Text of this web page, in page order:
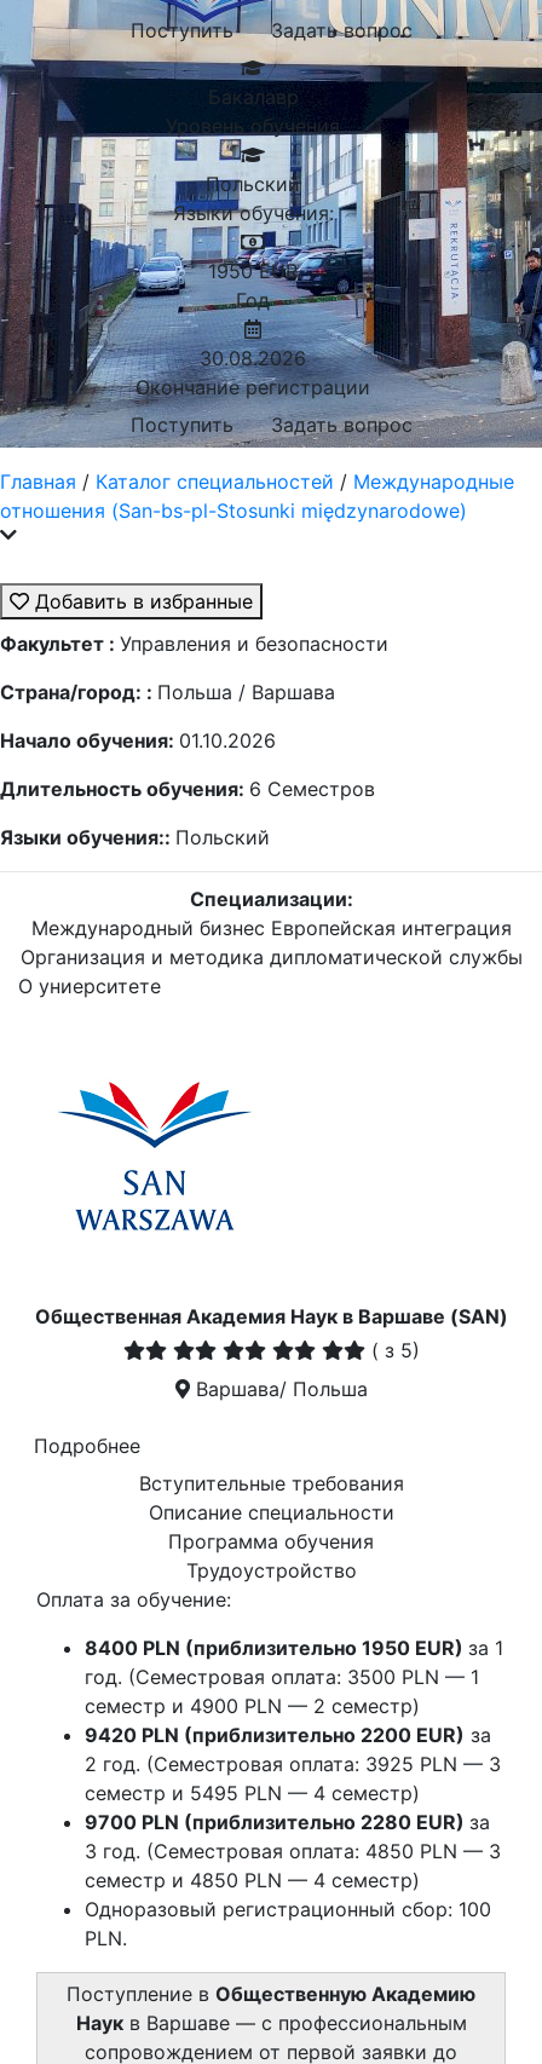
Поступить Задать вопрос
Бакалавр
Уровень обучения
Польский
Языки обучения:
1950 EUR
Год
30.08.2026
Окончание регистрации
Поступить
Задать вопрос
Главная / Каталог специальностей / Международные
отношения (San-bs-pl-Stosunki międzynarodowe)
Добавить в избранные
Факультет : Управления и безопасности
Страна/город: : Польша / Варшава
Начало обучения: 01.10.2026
Длительность обучения: 6 Семестров
Языки обучения:: Польский
Специализации:
Международный бизнес Европейская интеграция
Организация и методика дипломатической службы
О униерситете
Общественная Академия Наук в Варшаве (SAN)
( з 5)
Варшава/ Польша
Подробнее
Вступительные требования
Описание специальности
Программа обучения
Трудоустройство
Оплата за обучение:
8400 PLN (приблизительно 1950 EUR) за 1
год. (Семестровая оплата: 3500 PLN — 1
семестр и 4900 PLN — 2 семестр)
9420 PLN (приблизительно 2200 EUR) за
2 год. (Семестровая оплата: 3925 PLN — 3
семестр и 5495 PLN — 4 семестр)
9700 PLN (приблизительно 2280 EUR) за
3 год. (Семестровая оплата: 4850 PLN — 3
семестр и 4850 PLN — 4 семестр)
Одноразовый регистрационный сбор: 100
PLN.
Поступление в Общественную Академию
Наукв Варшаве — с профессиональным
сопровождением от первой заявки до